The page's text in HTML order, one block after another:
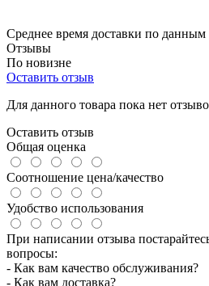
Среднее время доставки по данным
Отзывы
По новизне
Оставить отзыв
Для данного товара пока нет
Оставить отзыв
Общая оценка
Соотношение цена/качество
Удобство использования
При написании отзыва
вопросы:
- Как вам качество обслуживания?
- Как вам доставка?